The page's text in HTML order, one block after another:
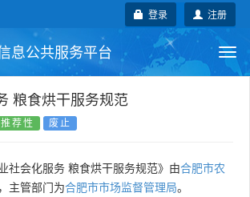
注册
登录
息公共服务平台
行业标准
技术委员会
粮食烘干服务规范
推荐性 废止
社会化服务 粮食烘干服务规范》由合肥市农
主管部门为合肥市市场监督管理局。